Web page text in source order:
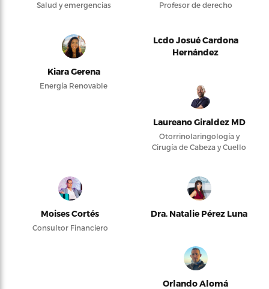
Salud y emergencias Profesor de derecho
Kiara Gerena
Energía Renovable
Lcdo Josué Cardona
Hernández
Laureano Giraldez MD
Otorrinolaringología y
Cirugía de Cabeza y Cuello
Moises Cortés
Consultor Financiero
Dra. Natalie Pérez Luna
Orlando Alomá